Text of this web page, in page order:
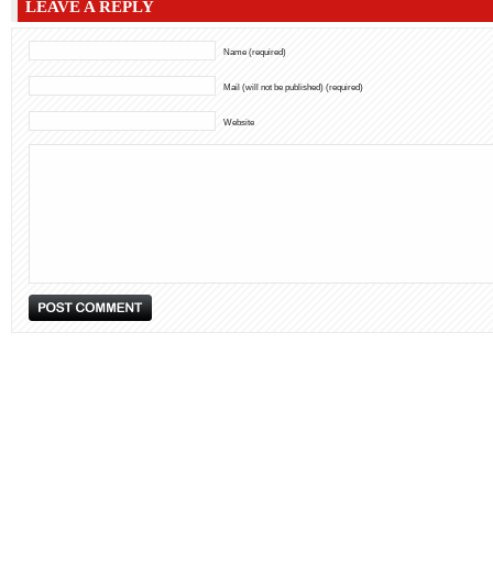
LEAVE A REPLY
Name (required)
Mail (will not be published) (required)
Website